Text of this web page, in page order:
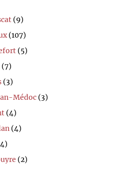
(9)
(107)
(5)
(7)
(3)
Médoc (3)
(4)
(4)
(2)